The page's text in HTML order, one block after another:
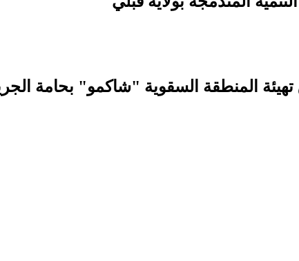
تهيئة المنطقة السقوية "شاكمو" بحامة